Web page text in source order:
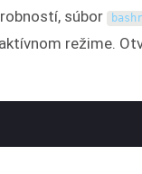
súbor
režime.